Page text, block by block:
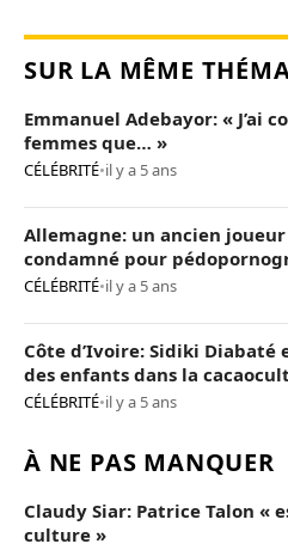
SUR LA MÊME
Emmanuel Adebayor: « J’ai
femmes que… »
CÉLÉBRITÉ•il y a 5 ans
Allemagne: un ancien
condamné pour
CÉLÉBRITÉ•il y a 5 ans
Côte d’Ivoire: Sidiki
des enfants dans la
CÉLÉBRITÉ•il y a 5 ans
À NE PAS MANQUER
Claudy Siar: Patrice Talon «
culture »